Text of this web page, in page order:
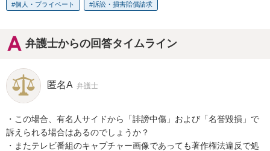
個人・プライベート 訴訟・損害賠償請求
弁護士からの回答タイムライン
匿名A 弁護士
・この場合、有名人サイドから「誹謗中傷」および「名誉毀損」で
訴えられる場合はあるのでしょうか？
・またテレビ番組のキャプチャー画像であっても著作権法違反で処